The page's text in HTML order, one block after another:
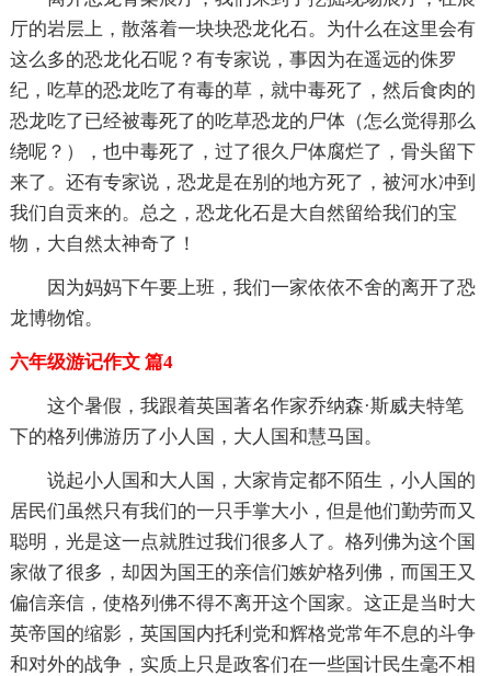
厅的岩层上，散落着一块块恐龙化石。为什么在这里会有
这么多的恐龙化石呢？有专家说，事因为在遥远的侏罗
纪，吃草的恐龙吃了有毒的草，就中毒死了，然后食肉的
恐龙吃了已经被毒死了的吃草恐龙的尸体（怎么觉得那么
绕呢？），也中毒死了，过了很久尸体腐烂了，骨头留下
来了。还有专家说，恐龙是在别的地方死了，被河水冲到
我们自贡来的。总之，恐龙化石是大自然留给我们的宝
物，大自然太神奇了！
因为妈妈下午要上班，我们一家依依不舍的离开了恐
龙博物馆。
六年级游记作文 篇4
这个暑假，我跟着英国著名作家乔纳森·斯威夫特笔
下的格列佛游历了小人国，大人国和慧马国。
说起小人国和大人国，大家肯定都不陌生，小人国的
居民们虽然只有我们的一只手掌大小，但是他们勤劳而又
聪明，光是这一点就胜过我们很多人了。格列佛为这个国
家做了很多，却因为国王的亲信们嫉妒格列佛，而国王又
偏信亲信，使格列佛不得不离开这个国家。这正是当时大
英帝国的缩影，英国国内托利党和辉格党常年不息的斗争
和对外的战争，实质上只是政客们在一些国计民生毫不相